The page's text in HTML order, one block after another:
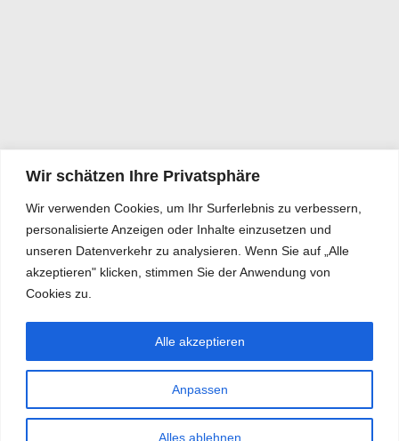
Wir schätzen Ihre Privatsphäre
Wir verwenden Cookies, um Ihr Surferlebnis zu verbessern,
personalisierte Anzeigen oder Inhalte einzusetzen und
unseren Datenverkehr zu analysieren. Wenn Sie auf „Alle
akzeptieren" klicken, stimmen Sie der Anwendung von
Cookies zu.
Anpassen
Alles ablehnen
Alle akzeptieren